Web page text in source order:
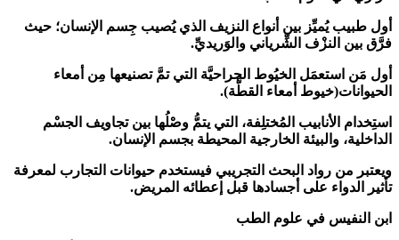
أول طبيب يُميِّز بين أنواع النزيف الذي يُصيب جِسم الإنسان؛ حيث
فرَّق بين النزْف الشِّرياني والوَريديِّ.
أول مَن استعمَل الخيُوط الجراحيَّة التي تمَّ تصنيعها مِن أمعاء
الحيوانات(خيوط أمعاء القطَّة).
استِخدام الأنابيب المُختلِفة، التي يتمُّ وصْلُها بين تجاويف الجسْم
الداخلية، والبيئة الخارجية المحيطة بجسم الإنسان.
ويعتبر من رواد البحث التجريبي فيستخدم حيوانات التجارب لمعرفة
تأثير الدواء على أجسادها قبل إعطائه المريض.
ابن النفيس في علوم الطب